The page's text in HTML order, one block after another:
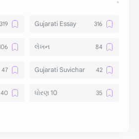
Gujarati Essay
લેખન
Gujarati Suvichar
ધોરણ 10